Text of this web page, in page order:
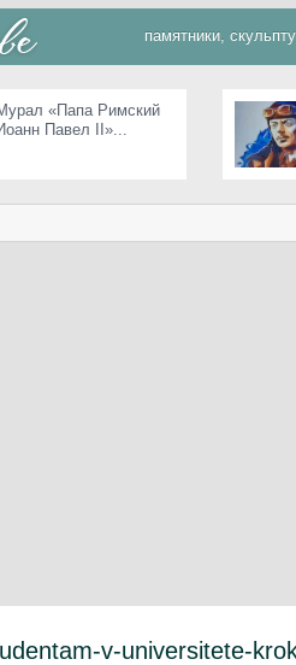
памятники,
«Папа Римский
Павел II»...
v-universitete-